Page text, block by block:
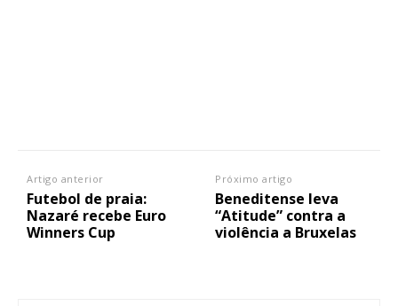
Artigo anterior
Futebol de praia:
Nazaré recebe Euro
Winners Cup
Próximo artigo
Beneditense leva
“Atitude” contra a
violência a Bruxelas